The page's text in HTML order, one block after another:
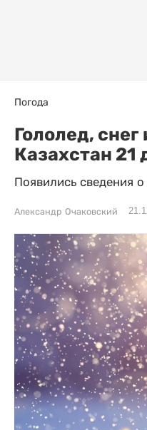
Погода
Гололед,
Казахстан 21
Появились сведения о
Александр Очаковский